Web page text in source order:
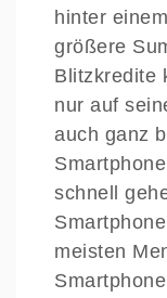
hinter
größere
Blitzkredite
nur auf
auch ganz
schnell
meisten